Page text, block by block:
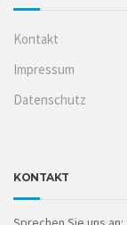
Kontakt
Impressum
Datenschutz
KONTAKT